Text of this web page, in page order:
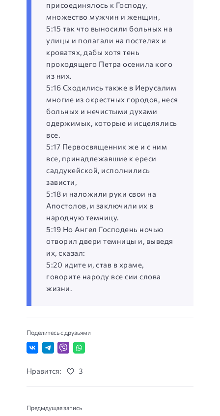
присоединялось к Господу,
множество мужчин и женщин,
5:15 так что выносили больных на
улицы и полагали на постелях и
кроватях, дабы хотя тень
проходящего Петра осенила кого
из них.
5:16 Сходились также в Иерусалим
многие из окрестных городов, неся
больных и нечистыми духами
одержимых, которые и исцелялись
все.
5:17 Первосвященник же и с ним
все, принадлежавшие к ереси
саддукейской, исполнились
зависти,
5:18 и наложили руки свои на
Апостолов, и заключили их в
народную темницу.
5:19 Но Ангел Господень ночью
отворил двери темницы и, выведя
их, сказал:
5:20 идите и, став в храме,
говорите народу все сии слова
жизни.
Поделитесь с друзьями
Нравится: 3
Предыдущая запись